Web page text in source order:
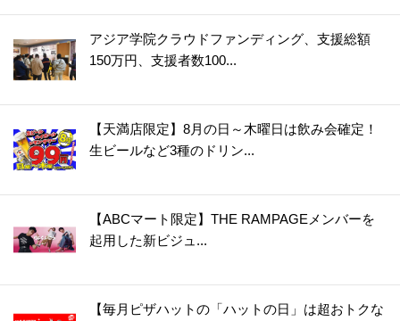
アジア学院クラウドファンディング、支援総額
150万円、支援者数100...
【天満店限定】8月の日～木曜日は飲み会確定！
生ビールなど3種のドリン...
【ABCマート限定】THE RAMPAGEメンバーを
起用した新ビジュ...
【毎月ピザハットの「ハットの日」は超おトクな